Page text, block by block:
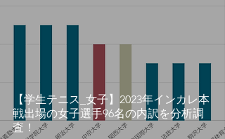
【学生テニス_女子】2023年インカレ本
戦出場の女子選手96名の内訳を分析調
査！